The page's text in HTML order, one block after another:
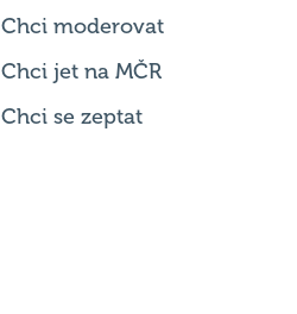
Chci moderovat
Chci jet na MČR
Chci se zeptat